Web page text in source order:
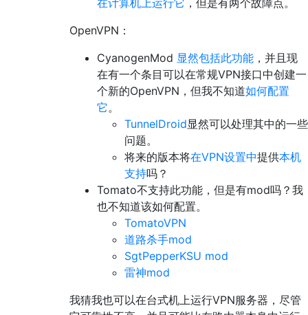
OpenVPN：
CyanogenMod 显然包括此功能 ，并且现
在有一个条目可以在常规VPN接口中创建一
个新的OpenVPN，但我不知道如何配置
它 。
TunnelDroid显然可以处理其中的一些
问题。
将来的版本将在VPN设置中提供本机
支持吗？
Tomato不支持此功能，但是有mod吗？我
也不知道该如何配置。
TomatoVPN
道路杀手mod
SgtPepperKSU mod
雷神mod
我猜我也可以在台式机上运行VPN服务器，尽管